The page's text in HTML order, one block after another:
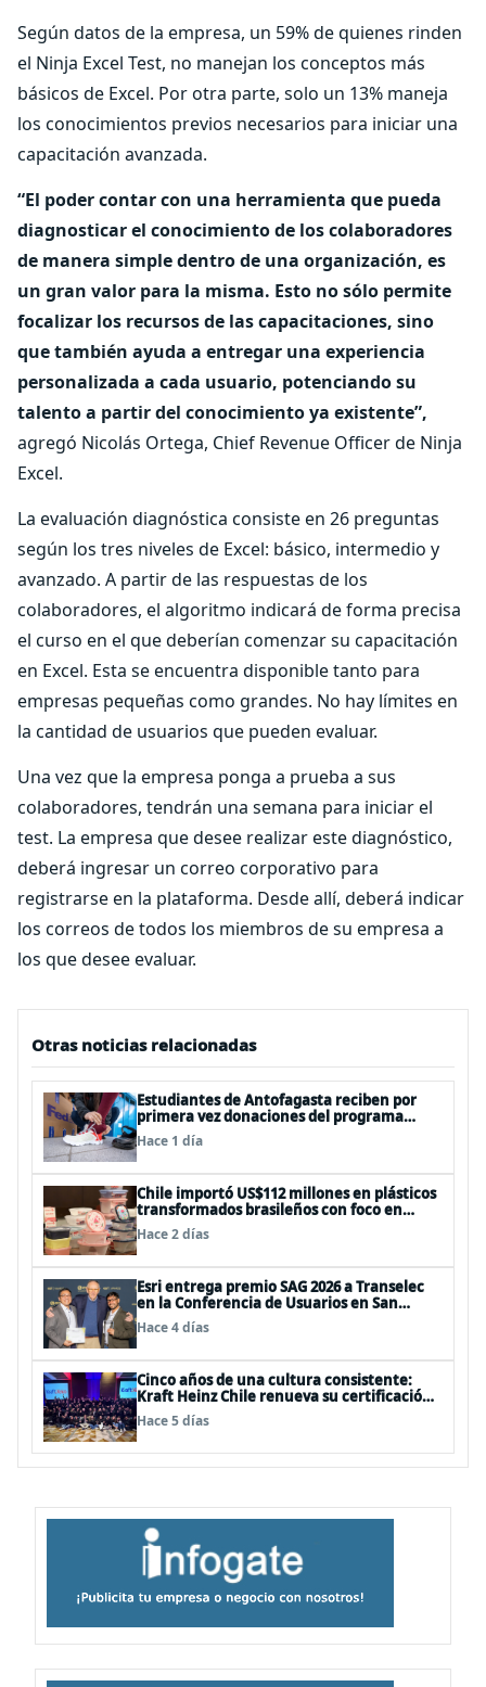
Según datos de la empresa, un 59% de quienes rinden
el Ninja Excel Test, no manejan los conceptos más
básicos de Excel. Por otra parte, solo un 13% maneja
los conocimientos previos necesarios para iniciar una
capacitación avanzada.
“El poder contar con una herramienta que pueda
diagnosticar el conocimiento de los colaboradores
de manera simple dentro de una organización, es
un gran valor para la misma. Esto no sólo permite
focalizar los recursos de las capacitaciones, sino
que también ayuda a entregar una experiencia
personalizada a cada usuario, potenciando su
talento a partir del conocimiento ya existente”,
agregó Nicolás Ortega, Chief Revenue Officer de Ninja
Excel.
La evaluación diagnóstica consiste en 26 preguntas
según los tres niveles de Excel: básico, intermedio y
avanzado. A partir de las respuestas de los
colaboradores, el algoritmo indicará de forma precisa
el curso en el que deberían comenzar su capacitación
en Excel. Esta se encuentra disponible tanto para
empresas pequeñas como grandes. No hay límites en
la cantidad de usuarios que pueden evaluar.
Una vez que la empresa ponga a prueba a sus
colaboradores, tendrán una semana para iniciar el
test. La empresa que desee realizar este diagnóstico,
deberá ingresar un correo corporativo para
registrarse en la plataforma. Desde allí, deberá indicar
los correos de todos los miembros de su empresa a
los que desee evaluar.
Otras noticias relacionadas
Estudiantes de Antofagasta reciben por
primera vez donaciones del programa
Operation Warm
Hace 1 día
Chile importó US$112 millones en plásticos
transformados brasileños con foco en
innovación y sostenibilidad
Hace 2 días
Esri entrega premio SAG 2026 a Transelec
en la Conferencia de Usuarios en San
Diego, Estados Unidos
Hace 4 días
Cinco años de una cultura consistente:
Kraft Heinz Chile renueva su certificación
Great Place to Work
Hace 5 días